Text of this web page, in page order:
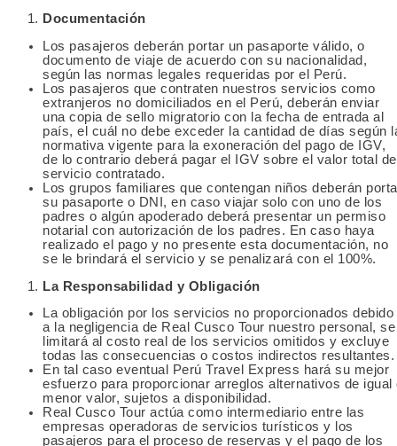
Documentación
Los pasajeros deberán portar un pasaporte válido, o
documento de viaje de acuerdo con su nacionalidad,
según las normas legales requeridas por el Perú.
Los pasajeros que contraten nuestros servicios como
extranjeros no domiciliados en el Perú, deberán enviar
una copia de sello migratorio con la fecha de entrada al
país, el cuál no debe exceder la cantidad de días según
normativa vigente para la exoneración del pago de IGV,
de lo contrario deberá pagar el IGV sobre el valor total
servicio contratado.
Los grupos familiares que contengan niños deberán
su pasaporte o DNI, en caso viajar solo con uno de los
padres o algún apoderado deberá presentar un permiso
notarial con autorización de los padres. En caso haya
realizado el pago y no presente esta documentación, no
se le brindará el servicio y se penalizará con el 100%.
La Responsabilidad y Obligación
La obligación por los servicios no proporcionados debido
a la negligencia de Real Cusco Tour nuestro personal, se
limitará al costo real de los servicios omitidos y excluye
todas las consecuencias o costos indirectos resultantes.
En tal caso eventual Perú Travel Express hará su mejor
esfuerzo para proporcionar arreglos alternativos de igual
menor valor, sujetos a disponibilidad.
Real Cusco Tour actúa como intermediario entre las
empresas operadoras de servicios turísticos y los
pasajeros para el proceso de reservas y el pago de los